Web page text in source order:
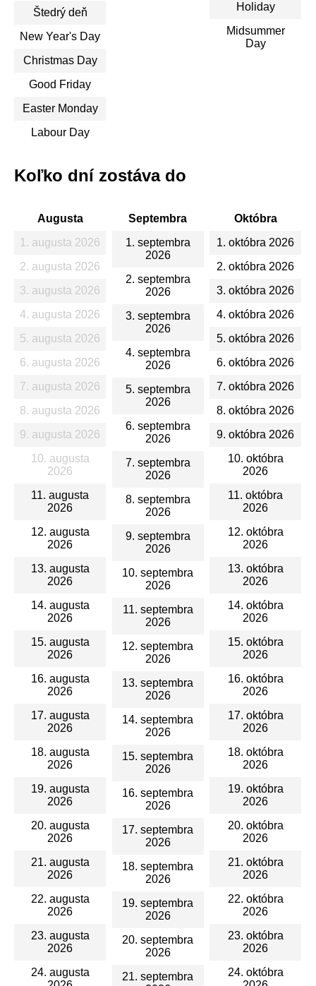
Štedrý deň
New Year's Day
Christmas Day
Good Friday
Easter Monday
Labour Day
Holiday
Midsummer
Day
Koľko dní zostáva do
Augusta
1. augusta 2026
2. augusta 2026
3. augusta 2026
4. augusta 2026
5. augusta 2026
6. augusta 2026
7. augusta 2026
8. augusta 2026
9. augusta 2026
10. augusta
2026
11. augusta
2026
12. augusta
2026
13. augusta
2026
14. augusta
2026
15. augusta
2026
16. augusta
2026
17. augusta
2026
18. augusta
2026
19. augusta
2026
20. augusta
2026
21. augusta
2026
22. augusta
2026
23. augusta
2026
24. augusta
Septembra
1. septembra
2026
2. septembra
2026
3. septembra
2026
4. septembra
2026
5. septembra
2026
6. septembra
2026
7. septembra
2026
8. septembra
2026
9. septembra
2026
10. septembra
2026
11. septembra
2026
12. septembra
2026
13. septembra
2026
14. septembra
2026
15. septembra
2026
16. septembra
2026
17. septembra
2026
18. septembra
2026
19. septembra
2026
20. septembra
2026
21. septembra
Októbra
1. októbra 2026
2. októbra 2026
3. októbra 2026
4. októbra 2026
5. októbra 2026
6. októbra 2026
7. októbra 2026
8. októbra 2026
9. októbra 2026
10. októbra
2026
11. októbra
2026
12. októbra
2026
13. októbra
2026
14. októbra
2026
15. októbra
2026
16. októbra
2026
17. októbra
2026
18. októbra
2026
19. októbra
2026
20. októbra
2026
21. októbra
2026
22. októbra
2026
23. októbra
2026
24. októbra